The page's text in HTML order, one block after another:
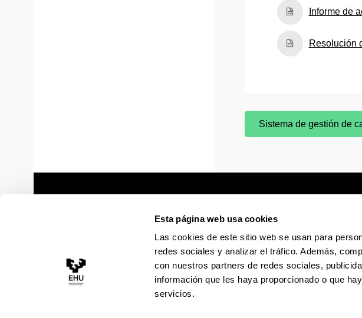
Esta página web usa cookies
Las cookies de este sitio web se usan para
redes sociales y analizar el tráfico. Además,
con nuestros partners de redes sociales,
información que les haya proporcionado o que
servicios.
Informe de
Resolución
(Abre una nueva
Sistema de gestión de